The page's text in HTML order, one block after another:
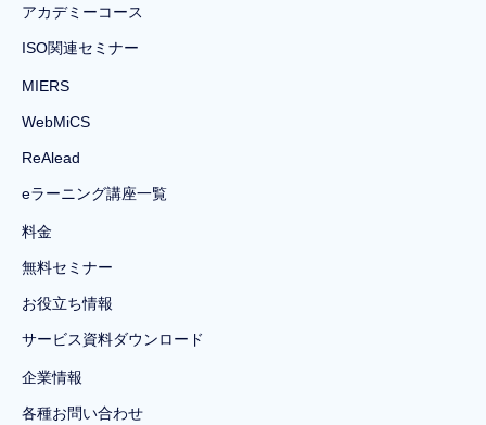
アカデミーコース
ISO関連セミナー
MIERS
WebMiCS
ReAlead
eラーニング講座一覧
料金
無料セミナー
お役立ち情報
サービス資料ダウンロード
企業情報
各種お問い合わせ